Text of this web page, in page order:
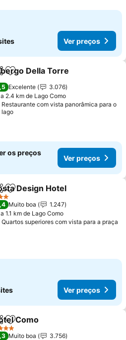
Ver preços
Adicionar aos favoritos
Della Torre
Excelente
3.076
a 2.4 km de Lago Como
Restaurante com vista panorâmica para o
lago
os preços
Ver preços
Adicionar aos favoritos
Design Hotel
Muito boa
1.247
a 1.1 km de Lago Como
Quartos superiores com vista para a praça
Ver preços
Adicionar aos favoritos
Como
Muito boa
3.756